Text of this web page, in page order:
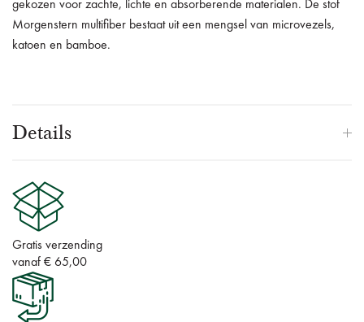
gekozen voor zachte, lichte en absorberende materialen. De stof
Morgenstern multifiber bestaat uit een mengsel van microvezels,
katoen en bamboe.
Details
Gratis verzending
vanaf € 65,00